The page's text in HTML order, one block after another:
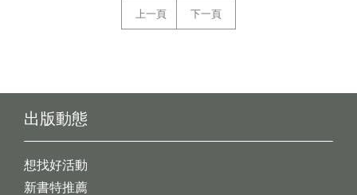
上一頁 下一頁
出版動態
想找好活動
新書特推薦